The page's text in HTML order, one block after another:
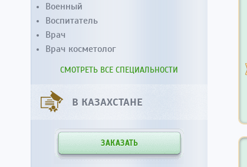
Военный
Воспитатель
Врач
Врач косметолог
СМОТРЕТЬ ВСЕ СПЕЦИАЛЬНОСТИ
В КАЗАХСТАНЕ
ЗАКАЗАТЬ